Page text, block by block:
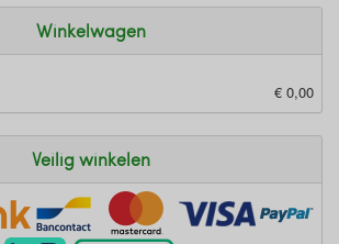
Winkelwagen
€ 0,00
Veilig winkelen